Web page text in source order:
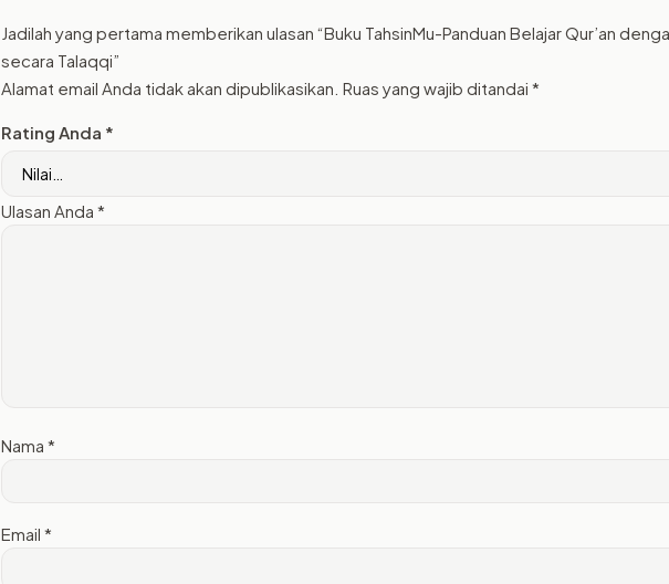
Jadilah yang pertama memberikan ulasan “Buku TahsinMu-Panduan Belajar Qur’an
secara Talaqqi”
Alamat email Anda tidak akan dipublikasikan. Ruas yang wajib ditandai *
Rating Anda *
Ulasan Anda *
Nama *
Email *